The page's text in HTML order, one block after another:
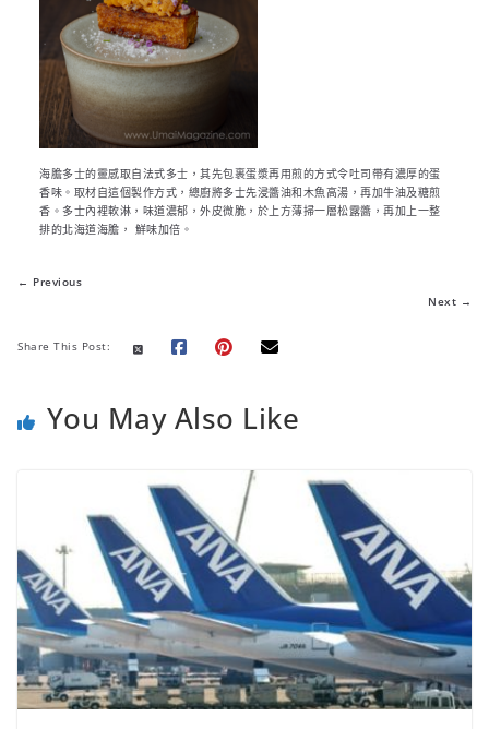
海膽多士的靈感取自法式多士，其先包裹蛋漿再用煎的方式令吐司帶有濃厚的蛋
香味。取材自這個製作方式，總廚將多士先浸醬油和木魚高湯，再加牛油及糖煎
香。多士內裡軟淋，味道濃郁，外皮微脆，於上方薄掃一層松露醬，再加上一整
排的北海道海膽， 鮮味加倍。
← Previous
Next →
Share This Post:
You May Also Like